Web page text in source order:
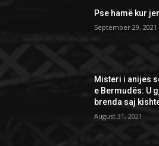
Pse hamë kur
September 29, 2021
Misteri i anijes
e Bermudës: U
brenda saj
August 31, 2021